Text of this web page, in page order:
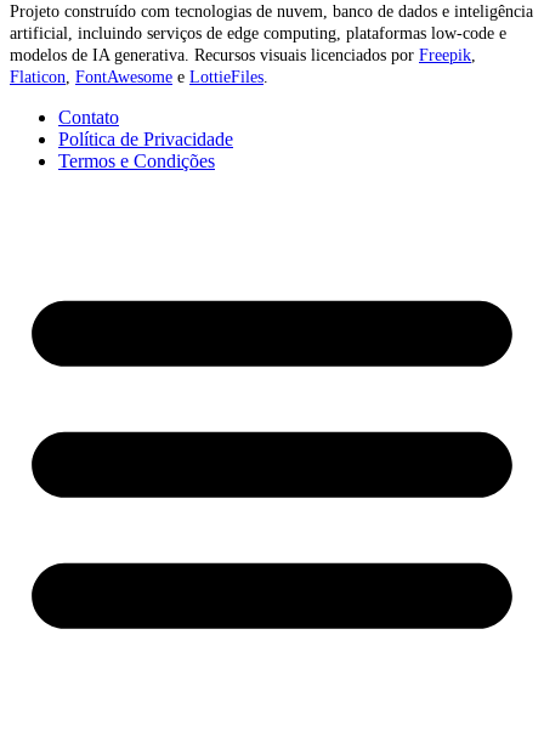
Projeto construído com tecnologias de nuvem, banco de dados e inteligência
artificial, incluindo serviços de edge computing, plataformas low-code e
modelos de IA generativa. Recursos visuais licenciados por Freepik
Flaticon FontAwesome e LottieFiles
Contato
Política de Privacidade
Termos e Condições